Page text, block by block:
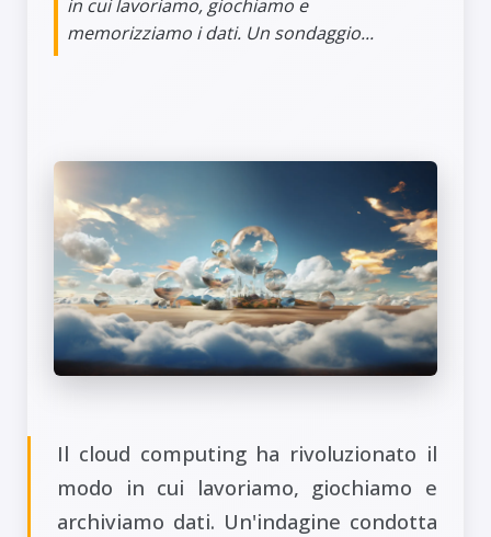
in cui lavoriamo, giochiamo e
memorizziamo i dati. Un sondaggio...
Il cloud computing ha rivoluzionato il
modo in cui lavoriamo, giochiamo e
archiviamo dati. Un'indagine condotta